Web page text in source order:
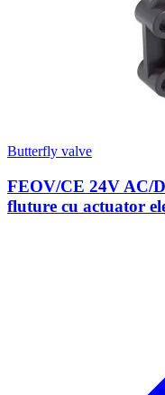
Butterfly valve
FEOV/CE 24V AC/
fluture cu actuator